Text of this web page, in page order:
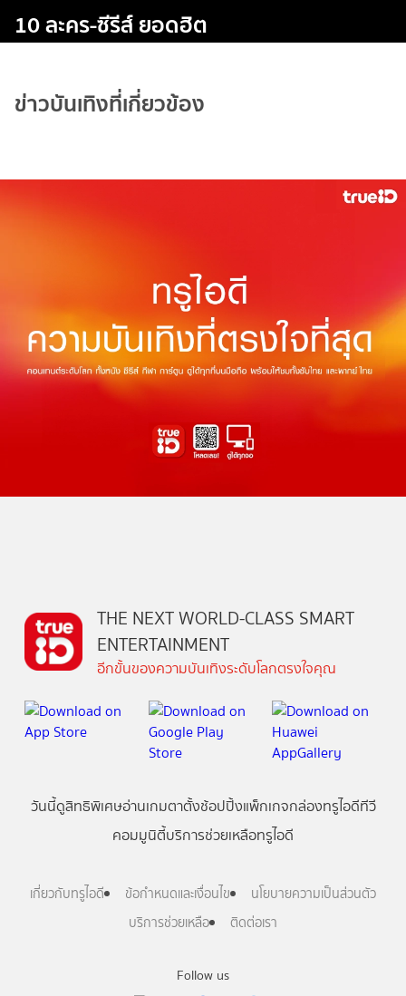
10 ละคร-ซีรีส์ ยอดฮิต
ข่าวบันเทิงที่เกี่ยวข้อง
Follow us
THE NEXT WORLD-CLASS SMART
ENTERTAINMENT
อีกขั้นของความบันเทิงระดับโลกตรงใจคุณ
วันนี้ดูสิทธิพิเศษอ่านเกมตาตั้งช้อปปิ้งแพ็กเกจกล่องทรูไอดีทีวี
คอมมูนิตี้บริการช่วยเหลือทรูไอดี
เกี่ยวกับทรูไอดี ข้อกำหนดและเงื่อนไข
นโยบายความเป็นส่วนตัว
บริการช่วยเหลือ
ติดต่อเรา